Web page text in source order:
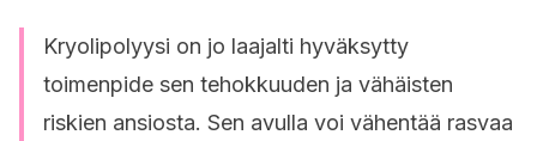
Kryolipolyysi on jo laajalti hyväksytty
toimenpide sen tehokkuuden ja vähäisten
riskien ansiosta. Sen avulla voi vähentää rasvaa